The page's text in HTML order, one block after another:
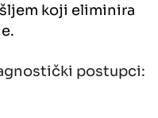
koji eliminira
postupci: